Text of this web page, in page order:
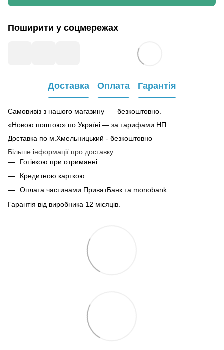
Поширити у соцмережах
Доставка Оплата Гарантія
Самовивіз з нашого магазину — безкоштовно.
«Новою поштою» по Україні — за тарифами НП
Доставка по м.Хмельницький - безкоштовно
Більше інформації про доставку
Готівкою при отриманні
Кредитною карткою
Оплата частинами ПриватБанк та monobank
Гарантія від виробника 12 місяців.